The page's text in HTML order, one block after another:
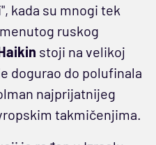
kada su mnogi tek
ruskog
stoji na velikoj
dogurao do polufinala
najprijatnijeg
takmičenjima.